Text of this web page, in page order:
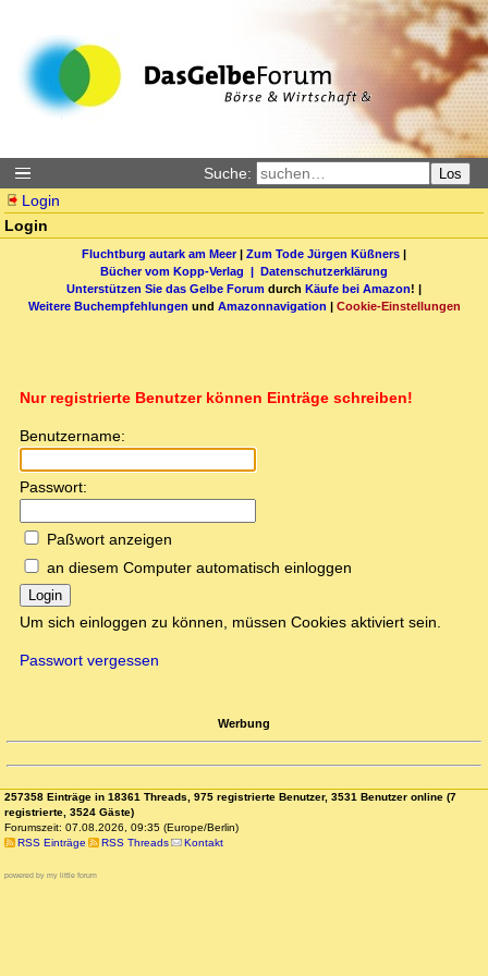
Suche: Los
Login
Login
Fluchtburg autark am Meer| Zum Tode Jürgen Küßners |
Bücher vom Kopp-Verlag | Datenschutzerklärung
Unterstützen Sie das Gelbe Forum durch Käufe bei Amazon! |
Weitere Buchempfehlungen und Amazonnavigation | Cookie-Einstellungen
Nur registrierte Benutzer können Einträge schreiben!
Benutzername:
Passwort:
Paßwort anzeigen
an diesem Computer automatisch einloggen
Login
Um sich einloggen zu können, müssen Cookies aktiviert sein.
Passwort vergessen
Werbung
257358 Einträge in 18361 Threads, 975 registrierte Benutzer, 3531 Benutzer online (7
registrierte, 3524 Gäste)
Forumszeit: 07.08.2026, 09:35 (Europe/Berlin)
RSS Einträge
RSS Threads Kontakt
powered by my little forum